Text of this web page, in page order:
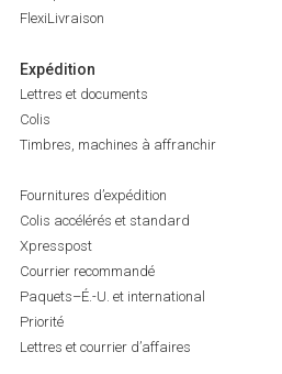
FlexiLivraison
Expédition
Lettres et documents
Colis
Timbres, machines à affranchir
Fournitures d’expédition
Colis accélérés et standard
Xpresspost
Courrier recommandé
Paquets–É.-U. et international
Priorité
Lettres et courrier d’affaires